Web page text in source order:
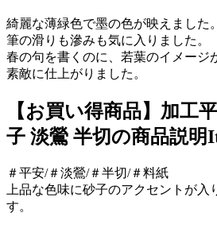
綺麗な薄緑色で墨の色が映えました。
筆の滑りも滲みも気に入りました。
春の句を書くのに、若葉のイメージ
素敵に仕上がりました。
【お買い得商品】加工
子 淡鶯 半切の商品説明
＃平安/＃淡鶯/＃半切/＃料紙
上品な色味に砂子のアクセントが入
す。